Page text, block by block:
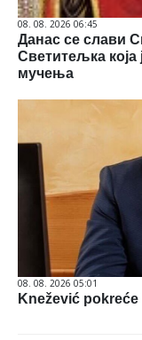
08. 08. 2026 06:45
Данас се слави
Светитељка која
мучења
08. 08. 2026 05:01
Knežević